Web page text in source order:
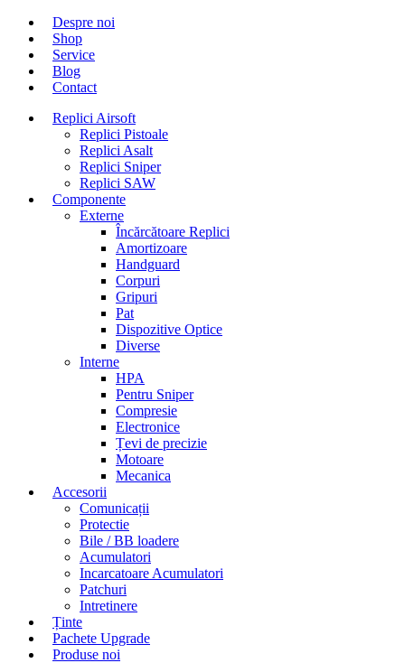
Despre noi
Shop
Service
Blog
Contact
Replici Airsoft
Replici Pistoale
Replici Asalt
Replici Sniper
Replici SAW
Componente
Externe
Încărcătoare Replici
Amortizoare
Handguard
Corpuri
Gripuri
Pat
Dispozitive Optice
Diverse
Interne
HPA
Pentru Sniper
Compresie
Electronice
Țevi de precizie
Motoare
Mecanica
Accesorii
Comunicații
Protectie
Bile / BB loadere
Acumulatori
Incarcatoare Acumulatori
Patchuri
Intretinere
Ținte
Pachete Upgrade
Produse noi